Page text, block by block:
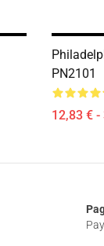
PN2101
12,83 € -